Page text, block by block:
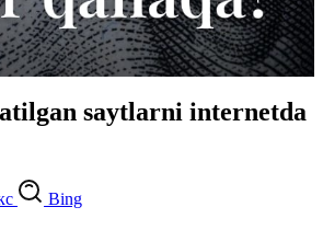
saytlarni internetda
Bing